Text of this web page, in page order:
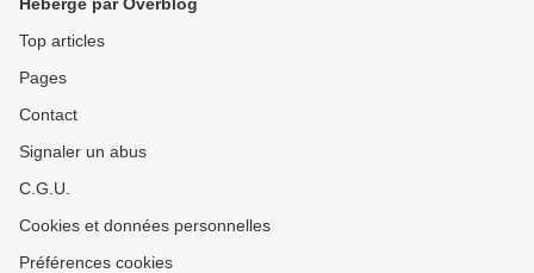
Top articles
Pages
Contact
Signaler un abus
C.G.U.
Cookies et données personnelles
Préférences cookies